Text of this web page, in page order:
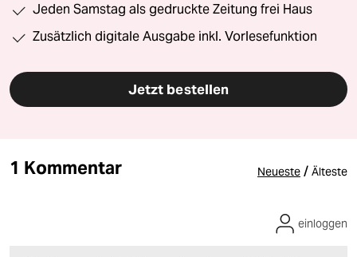
Jeden Samstag als gedruckte Zeitung frei Haus
Zusätzlich digitale Ausgabe inkl. Vorlesefunktion
Jetzt bestellen
1 Kommentar Neueste / Älteste
einloggen